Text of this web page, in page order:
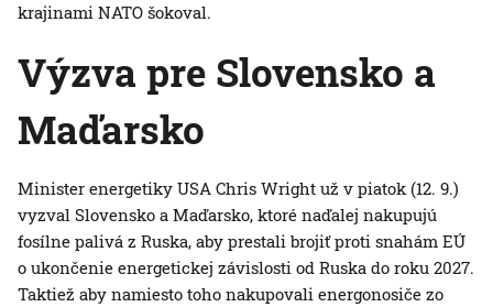
krajinami NATO šokoval.
Výzva pre Slovensko a
Maďarsko
Minister energetiky USA Chris Wright už v piatok (12. 9.)
vyzval Slovensko a Maďarsko, ktoré naďalej nakupujú
fosílne palivá z Ruska, aby prestali brojiť proti snahám EÚ
o ukončenie energetickej závislosti od Ruska do roku 2027.
Taktiež aby namiesto toho nakupovali energonosiče zo